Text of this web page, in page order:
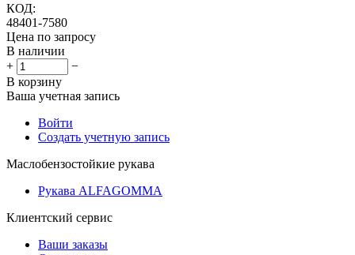
КОД:
48401-7580
Цена по запросу
В наличии
+
−
В корзину
Ваша учетная запись
Войти
Создать учетную запись
Маслобензостойкие рукава
Рукава ALFAGOMMA
Клиентский сервис
Ваши заказы